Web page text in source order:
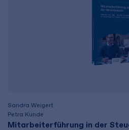
Sandra Weigert
Petra Kunde
Mitarbeiterführung in der